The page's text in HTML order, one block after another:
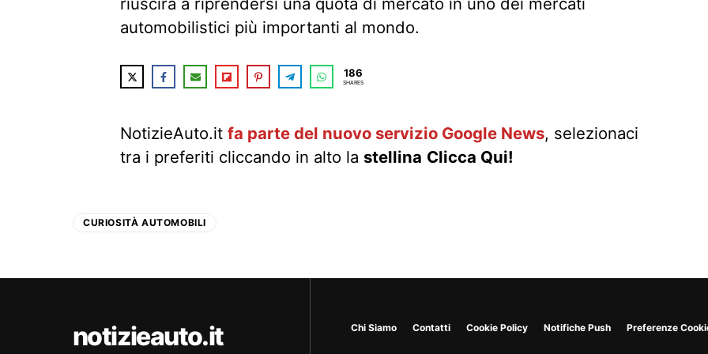
automobilistici più importanti al mondo.
186
SHARES
NotizieAuto.it fa parte del nuovo servizio Google News, selezionaci
tra i preferiti cliccando in alto la stellina Clicca Qui!
CURIOSITÀ AUTOMOBILI
notizieauto.it Chi Siamo Contatti Cookie Policy Notifiche Push Preferenze